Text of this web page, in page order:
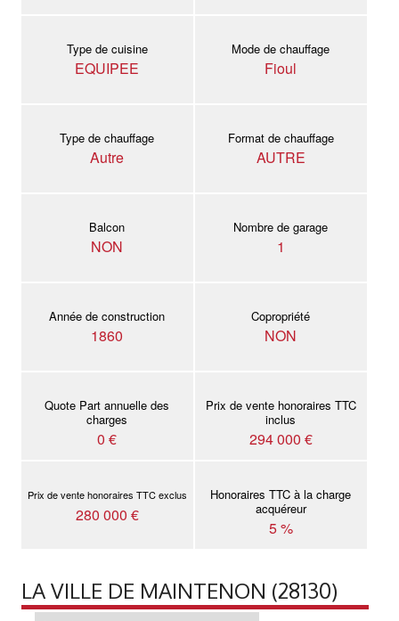
Type de cuisine
EQUIPEE
Mode de chauffage
Fioul
Type de chauffage
Autre
Format de chauffage
AUTRE
Balcon
NON
Nombre de garage
1
Année de construction
1860
Copropriété
NON
Quote Part annuelle des
charges
0 €
Prix de vente honoraires TTC
inclus
294 000 €
Prix de vente honoraires TTC exclus
280 000 €
Honoraires TTC à la charge
acquéreur
5 %
LA VILLE DE MAINTENON (28130)